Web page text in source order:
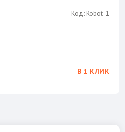
Код: Robot-1
В 1 КЛИК